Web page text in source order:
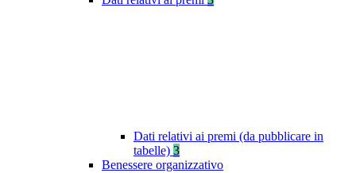
Dati relativi ai premi (da pubblicare in
tabelle) 3
Benessere organizzativo